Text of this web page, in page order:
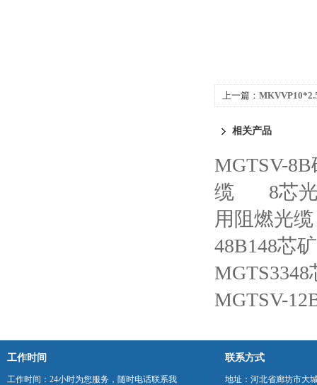
上一篇：
相关产品
MGTSV-
缆
8芯
用阻燃光缆
48B148芯
MGTSV-
工作时间
工作时间：24小时为您服务，随时电话联系我
联系方式
地址：河北省廊坊市大